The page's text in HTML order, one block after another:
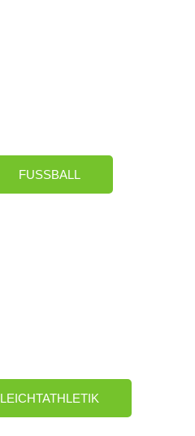
FUSSBALL
LEICHTATHLETIK